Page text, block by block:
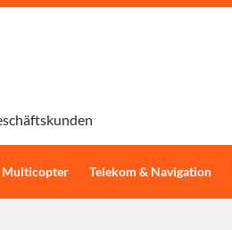
Multicopter Telekom & Navigation